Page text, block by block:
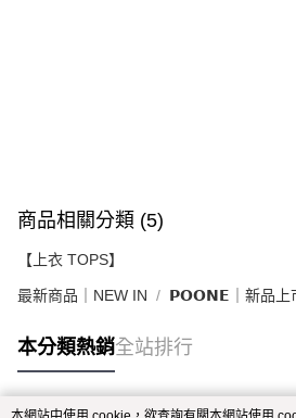
商品相關分類 (5)
【上衣 TOPS】
最新商品｜NEW IN 𝗣𝗢𝗢𝗡𝗘｜新品上
本分類熱銷全站排行